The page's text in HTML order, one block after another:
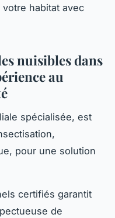
habitat avec
nuisibles dans
au
spécialisée, est
pour une solution
certifiés garantit
de